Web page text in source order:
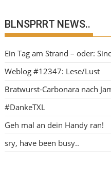
BLNSPRRT NEWS..
Ein Tag am Strand – oder:
Weblog #12347: Lese/Lust
Bratwurst-Carbonara nach
#DankeTXL
Geh mal an dein Handy ran!
sry, have been busy..